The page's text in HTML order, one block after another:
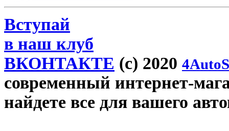
Вступай
в наш клуб
ВКОНТАКТЕ (c) 2020
современный интернет-
найдете все для вашего